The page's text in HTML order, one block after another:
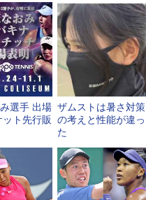
選手 出場
ト先行販
ザムストは暑さ対策
の考えと性能が違っ
た